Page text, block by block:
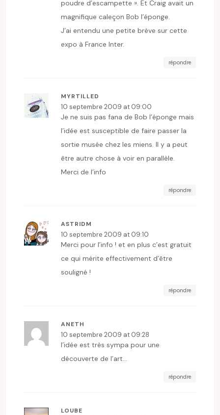
poudre d’escampette ». Et Craig avait un
magnifique caleçon Bob l’éponge.
J’ai entendu une petite brève sur cette
expo à France Inter.
répondre
MYRTILLED
10 septembre 2009 at 09:00
Je ne suis pas fana de Bob l’éponge mais
l’idée est susceptible de faire passer la
sortie musée chez les miens. Il y a peut
être autre chose à voir en parallèle.
Merci de l’info
répondre
ASTRIDM
10 septembre 2009 at 09:10
Merci pour l’info ! et en plus c’est gratuit
ce qui mérite effectivement d’être
souligné !
répondre
ANETH
10 septembre 2009 at 09:28
l’idée est très sympa pour une
découverte de l’art…
répondre
LOUBE